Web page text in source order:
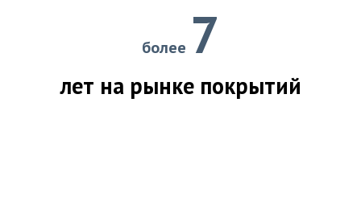
более 7
лет на рынке покрытий